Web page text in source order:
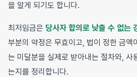
을 알게 되기도 합니다.
최저임금은 당사자 합의로 낮출 수 없는
부분의 약정은 무효이고, 법이 정한 금액
는 미달분을 실제로 받아내는 절차와, 사
는지를 정리합니다.